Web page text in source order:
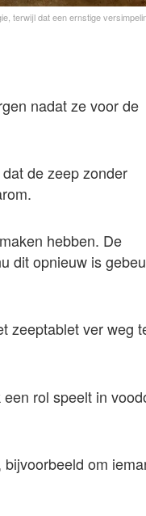
terwijl dat een ernstige
nadat ze voor de
de zeep zonder
hebben. De
dit opnieuw is
zeeptablet ver weg
rol speelt in
om